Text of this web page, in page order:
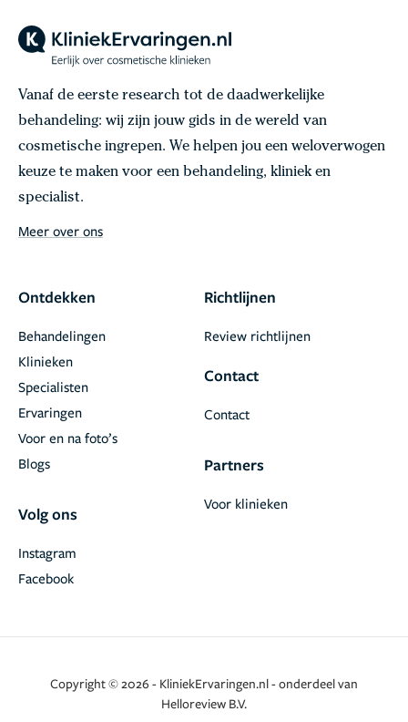
Vanaf de eerste research tot de daadwerkelijke
behandeling: wij zijn jouw gids in de wereld van
cosmetische ingrepen. We helpen jou een weloverwogen
keuze te maken voor een behandeling, kliniek en
specialist.
Meer over ons
Ontdekken
Behandelingen
Klinieken
Specialisten
Ervaringen
Voor en na foto’s
Blogs
Volg ons
Facebook
Instagram
Richtlijnen
Review richtlijnen
Contact
Contact
Partners
Voor klinieken
Copyright © 2026 - KliniekErvaringen.nl - onderdeel van
Helloreview B.V.